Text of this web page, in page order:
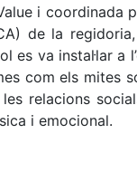
i
de la
es va instal·lar a
com els mites
relacions
i emocional.